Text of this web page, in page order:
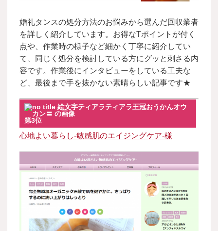
婚礼タンスの処分方法のお悩みから選んだ回収業者
を詳しく紹介しています。お得なTポイントが付く
点や、作業時の様子など細かく丁寧に紹介してい
て、同じく処分を検討している方にグッと刺さる内
容です。作業後にインタビューをしている工夫な
ど、最後まで手を抜かない素晴らしい記事です★
第3位
心地よい暮らし-敏感肌のエイジングケア-様